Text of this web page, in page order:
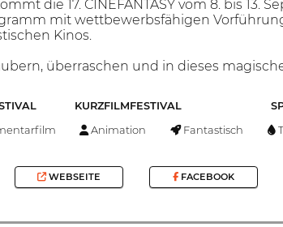
die 17. CINEFANTASY vom 8. bis
mit wettbewerbsfähigen
Kinos.
überraschen und in dieses
KURZFILMFESTIVAL
Animation Fantastisch
WEBSEITE FACEBOOK